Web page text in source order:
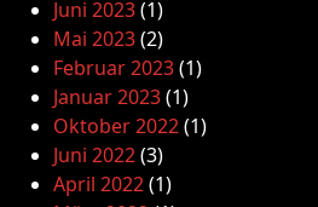
Juni 2023(1)
Mai 2023(2)
Februar 2023(1)
Januar 2023(1)
Oktober 2022(1)
Juni 2022(3)
April 2022(1)